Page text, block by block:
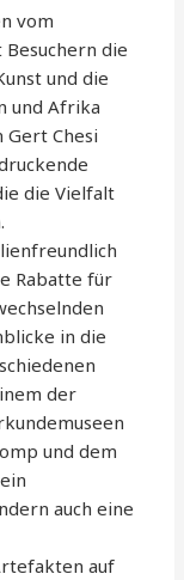
vom
die
und die
und Afrika
Gert Chesi
die Vielfalt
Rabatte für
in die
der
und dem
auch eine
auf